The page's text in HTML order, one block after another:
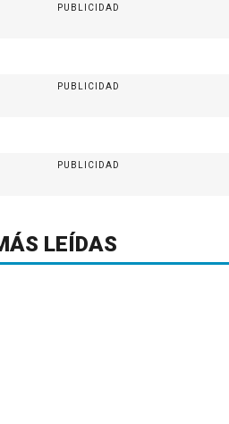
PUBLICIDAD
PUBLICIDAD
PUBLICIDAD
LEÍDAS